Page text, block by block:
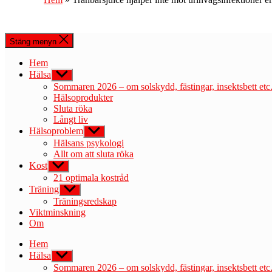
Stäng menyn
Hem
Hälsa Visa
undermeny
Sommaren 2026 – om solskydd, fästingar, insektsbett etc.
Hälsoprodukter
Sluta röka
Långt liv
Hälsoproblem Visa
undermeny
Hälsans psykologi
Allt om att sluta röka
Kost Visa
undermeny
21 optimala kostråd
Träning Visa
undermeny
Träningsredskap
Viktminskning
Om
Hem
Hälsa Visa
undermeny
Sommaren 2026 – om solskydd, fästingar, insektsbett etc.